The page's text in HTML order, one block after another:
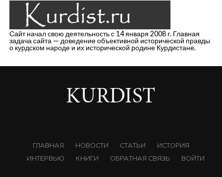
Сайт начал свою деятельность с 14 января 2008 г. Главная
задача сайта — доведение объективной исторической правды
о курдском народе и их исторической родине Курдистане.
ГЛАВНАЯ НОВОСТИ СТАТЬИ
ИСТОРИЯ
ИНТЕРВЬЮ
КНИГИ ОБРАТНАЯ СВЯЗЬ ВОЙТИ